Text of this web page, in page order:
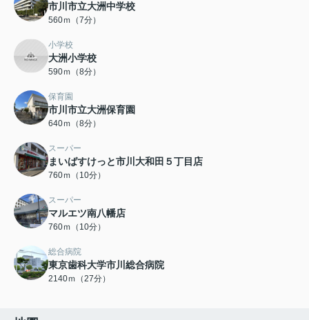
市川市立大洲中学校
560ｍ（7分）
小学校
大洲小学校
590ｍ（8分）
保育園
市川市立大洲保育園
640ｍ（8分）
スーパー
まいばすけっと市川大和田５丁目店
760ｍ（10分）
スーパー
マルエツ南八幡店
760ｍ（10分）
総合病院
東京歯科大学市川総合病院
2140ｍ（27分）